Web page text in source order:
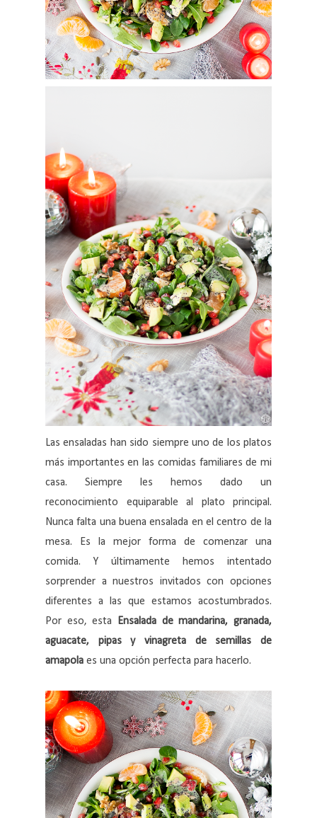
Las ensaladas han sido siempre uno de los platos
más importantes en las comidas familiares de mi
casa. Siempre les hemos dado un
reconocimiento equiparable al plato principal.
Nunca falta una buena ensalada en el centro de la
mesa. Es la mejor forma de comenzar una
comida. Y últimamente hemos intentado
sorprender a nuestros invitados con opciones
diferentes a las que estamos acostumbrados.
Por eso, esta Ensalada de mandarina, granada,
aguacate, pipas y vinagreta de semillas de
amapola es una opción perfecta para hacerlo.